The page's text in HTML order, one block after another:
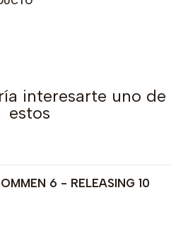
interesarte uno de
estos
6 - RELEASING 10